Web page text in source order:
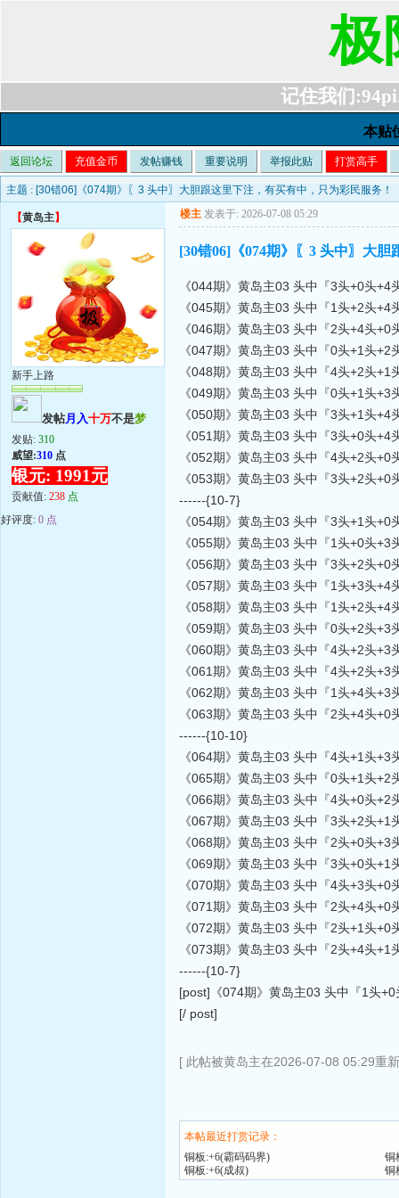
极
记住我们
本贴
返回论坛 充值金币 发帖赚钱 重要说明 举报此贴 打赏高手
主题 : [30错06]《074期》〖3 头中〗大胆跟这里下注，有买有中，只为彩民服务！
【黄岛主】
新手上路
发帖月入十万不是梦
发贴: 310
威望:310 点
银元: 1991元
贡献值: 238 点
好评度: 0 点
楼主 发表于: 2026-07-08 05:29
[30错06]《074期》〖3 头中〗大
《044期》黄岛主03 头中『3头+0头+4
《045期》黄岛主03 头中『1头+2头+4
《046期》黄岛主03 头中『2头+4头+0
《047期》黄岛主03 头中『0头+1头+2
《048期》黄岛主03 头中『4头+2头+1
《049期》黄岛主03 头中『0头+1头+3
《050期》黄岛主03 头中『3头+1头+4
《051期》黄岛主03 头中『3头+0头+4
《052期》黄岛主03 头中『4头+2头+0
《053期》黄岛主03 头中『3头+2头+0
------{10-7}
《054期》黄岛主03 头中『3头+1头+0
《055期》黄岛主03 头中『1头+0头+3
《056期》黄岛主03 头中『3头+2头+0
《057期》黄岛主03 头中『1头+3头+4
《058期》黄岛主03 头中『1头+2头+4
《059期》黄岛主03 头中『0头+2头+3
《060期》黄岛主03 头中『4头+2头+3
《061期》黄岛主03 头中『4头+2头+3
《062期》黄岛主03 头中『1头+4头+3
《063期》黄岛主03 头中『2头+4头+0
------{10-10}
《064期》黄岛主03 头中『4头+1头+3
《065期》黄岛主03 头中『0头+1头+2
《066期》黄岛主03 头中『4头+0头+2
《067期》黄岛主03 头中『3头+2头+1
《068期》黄岛主03 头中『2头+0头+3
《069期》黄岛主03 头中『3头+0头+1
《070期》黄岛主03 头中『4头+3头+0
《071期》黄岛主03 头中『2头+4头+0
《072期》黄岛主03 头中『2头+1头+0
《073期》黄岛主03 头中『2头+4头+1
------{10-7}
[post]《074期》黄岛主03 头中『1头
[/ post]
[ 此帖被黄岛主在2026-07-08 05:29重
本帖最近打赏记录：
铜板:+6(霸码码界)
铜
铜板:+6(成叔)
铜